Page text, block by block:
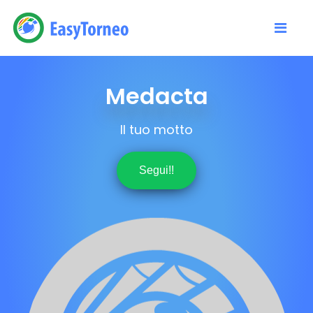
Medacta
Il tuo motto
Segui!!